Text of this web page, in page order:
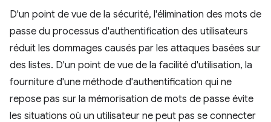
D'un point de vue de la sécurité, l'élimination des mots de
passe du processus d'authentification des utilisateurs
réduit les dommages causés par les attaques basées sur
des listes. D'un point de vue de la facilité d'utilisation, la
fourniture d'une méthode d'authentification qui ne
repose pas sur la mémorisation de mots de passe évite
les situations où un utilisateur ne peut pas se connecter